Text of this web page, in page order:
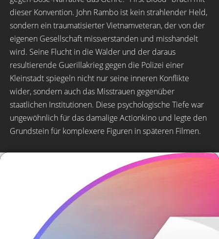
dieser Konvention. John Rambo ist kein strahlender Held,
sondern ein traumatisierter Vietnamveteran, der von der
eigenen Gesellschaft missverstanden und misshandelt
wird. Seine Flucht in die Wälder und der daraus
resultierende Guerillakrieg gegen die Polizei einer
Kleinstadt spiegeln nicht nur seine inneren Konflikte
wider, sondern auch das Misstrauen gegenüber
staatlichen Institutionen. Diese psychologische Tiefe war
ungewöhnlich für das damalige Actionkino und legte den
Grundstein für komplexere Figuren in späteren Filmen.